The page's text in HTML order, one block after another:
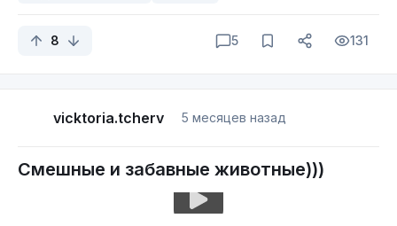
8 5 131
vicktoria.tcherv 5 месяцев назад
Смешные и забавные животные)))